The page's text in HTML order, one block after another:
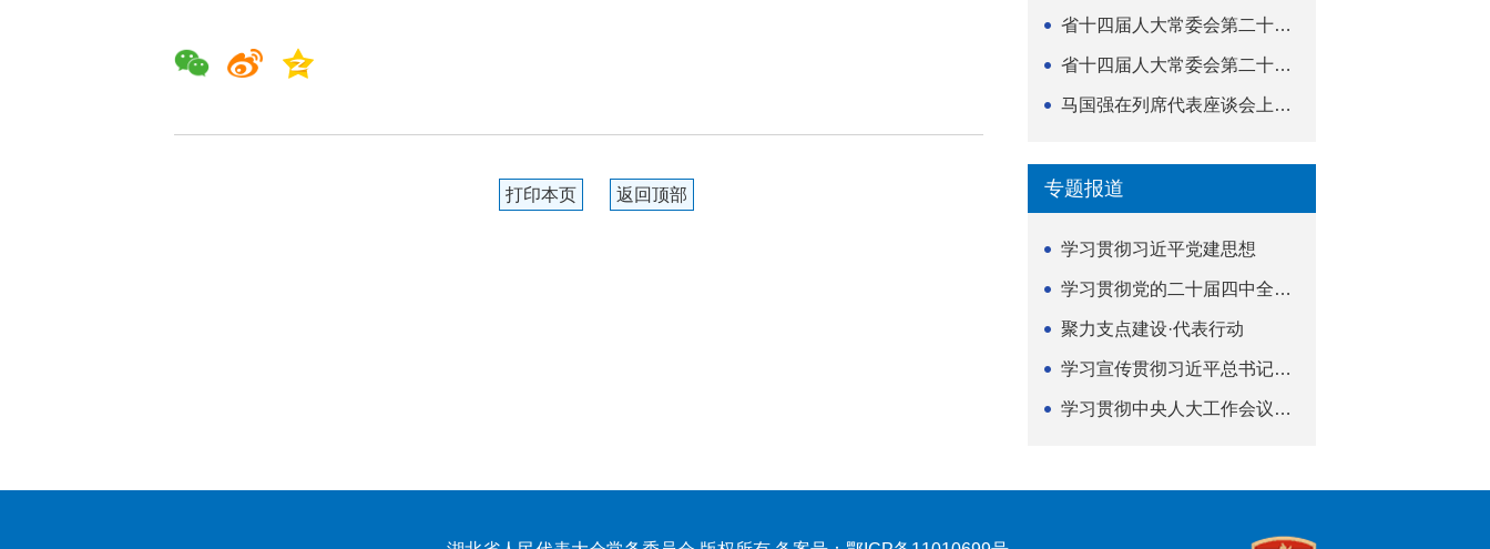
打印本页 返回顶部
省十四届人大常委会第二十五次会议闭幕
省十四届人大常委会第二十五次会议举行
马国强在列席代表座谈会上强调 以精准履职筑牢荆楚...
专题报道
学习贯彻习近平党建思想
学习贯彻党的二十届四中全会精神
聚力支点建设·代表行动
学习宣传贯彻习近平总书记关于坚持
学习贯彻中央人大工作会议精神